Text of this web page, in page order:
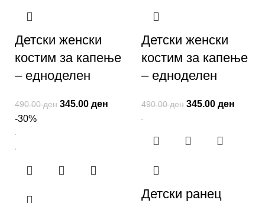
Детски женски
костим за капење
– едноделен
490.00ден 345.00 ден
Детски женски
костим за капење
– едноделен
490.00ден 345.00 ден
-30%
Детски ранец